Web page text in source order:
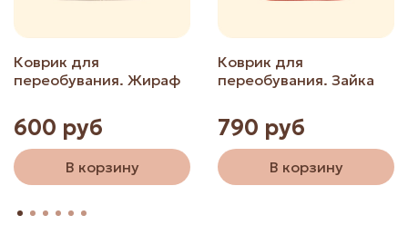
Коврик для
переобувания. Жираф
600 руб
В корзину
Коврик для
переобувания. Зайка
790 руб
В корзину